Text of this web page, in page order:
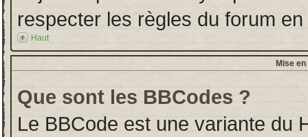
respecter les règles du forum
Haut
Mise
Que sont les BBCodes ?
Le BBCode est une variante du